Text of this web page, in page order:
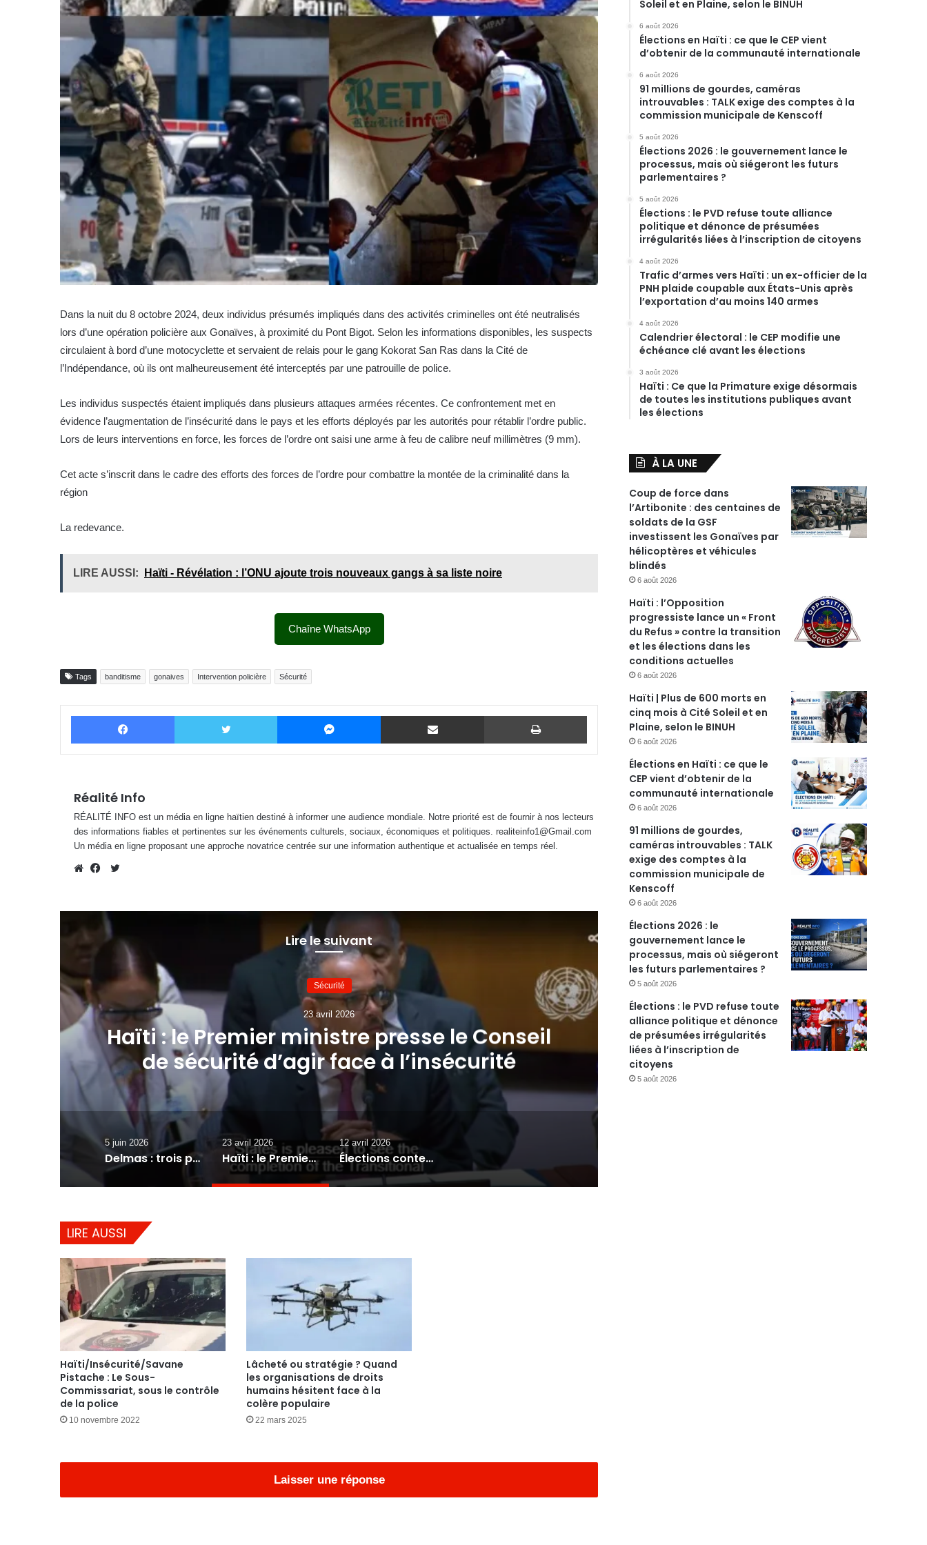
Dans la nuit du 8 octobre 2024, deux individus présumés impliqués dans des activités criminelles ont été neutralisés
lors d’une opération policière aux Gonaïves, à proximité du Pont Bigot. Selon les informations disponibles, les suspects
circulaient à bord d’une motocyclette et servaient de relais pour le gang Kokorat San Ras dans la Cité de
l’Indépendance, où ils ont malheureusement été interceptés par une patrouille de police.
Les individus suspectés étaient impliqués dans plusieurs attaques armées récentes. Ce confrontement met en
évidence l’augmentation de l’insécurité dans le pays et les efforts déployés par les autorités pour rétablir l’ordre public.
Lors de leurs interventions en force, les forces de l’ordre ont saisi une arme à feu de calibre neuf millimètres (9 mm).
Cet acte s’inscrit dans le cadre des efforts des forces de l’ordre pour combattre la montée de la criminalité dans la
région
La redevance.
LIRE AUSSI: Haïti - Révélation : l’ONU ajoute trois nouveaux gangs à sa liste noire
Chaîne WhatsApp
Tags banditisme gonaives Intervention policière Sécurité
Facebook Twitter Messenger Partager par email Imprimer
Réalité Info
RÉALITÉ INFO est un média en ligne haïtien destiné à informer une audience mondiale. Notre priorité est de fournir à nos lecteurs
des informations fiables et pertinentes sur les événements culturels, sociaux, économiques et politiques. realiteinfo1@Gmail.com
Un média en ligne proposant une approche novatrice centrée sur une information authentique et actualisée en temps réel.
Lire le suivant
Sécurité
23 avril 2026
Haïti : le Premier ministre presse le Conseil
de sécurité d’agir face à l’insécurité
12 avril 2026
Élections contestées : le
doute les conditions
5 juin 2026
Delmas : trois présumés membres de gangs blessés, cinq armes saisies lors d’une opération conjointe de la PNH et de la Task Force
23 avril 2026
Haïti : le Premier ministre presse le Conseil de sécurité d’agir face à l’insécurité
12 avril 2026
Élections contestées : le PRENSSIP met en doute les conditions d’un scrutin crédible
LIRE AUSSI
Haïti/Insécurité/Savane
Pistache : Le Sous-
Commissariat, sous le contrôle
de la police
10 novembre 2022
Lâcheté ou stratégie ? Quand
les organisations de droits
humains hésitent face à la
colère populaire
22 mars 2025
Laisser une réponse
Soleil et en Plaine, selon le BINUH
6 août 2026
Élections en Haïti : ce que le CEP vient
d’obtenir de la communauté internationale
6 août 2026
91 millions de gourdes, caméras
introuvables : TALK exige des comptes à la
commission municipale de Kenscoff
5 août 2026
Élections 2026 : le gouvernement lance le
processus, mais où siégeront les futurs
parlementaires ?
5 août 2026
Élections : le PVD refuse toute alliance
politique et dénonce de présumées
irrégularités liées à l’inscription de citoyens
4 août 2026
Trafic d’armes vers Haïti : un ex-officier de la
PNH plaide coupable aux États-Unis après
l’exportation d’au moins 140 armes
4 août 2026
Calendrier électoral : le CEP modifie une
échéance clé avant les élections
3 août 2026
Haïti : Ce que la Primature exige désormais
de toutes les institutions publiques avant
les élections
À LA UNE
Coup de force dans
l’Artibonite : des centaines de
soldats de la GSF
investissent les Gonaïves par
hélicoptères et véhicules
blindés
6 août 2026
Haïti : l’Opposition
progressiste lance un « Front
du Refus » contre la transition
et les élections dans les
conditions actuelles
6 août 2026
Haïti | Plus de 600 morts en
cinq mois à Cité Soleil et en
Plaine, selon le BINUH
6 août 2026
Élections en Haïti : ce que le
CEP vient d’obtenir de la
communauté internationale
6 août 2026
91 millions de gourdes,
caméras introuvables : TALK
exige des comptes à la
commission municipale de
Kenscoff
6 août 2026
Élections 2026 : le
gouvernement lance le
processus, mais où siégeront
les futurs parlementaires ?
5 août 2026
Élections : le PVD refuse toute
alliance politique et dénonce
de présumées irrégularités
liées à l’inscription de
citoyens
5 août 2026